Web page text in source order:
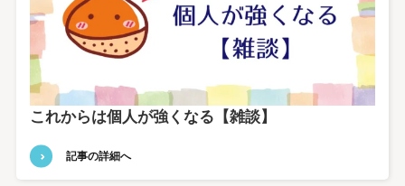
これからは個人が強くなる【雑談】
記事の詳細へ